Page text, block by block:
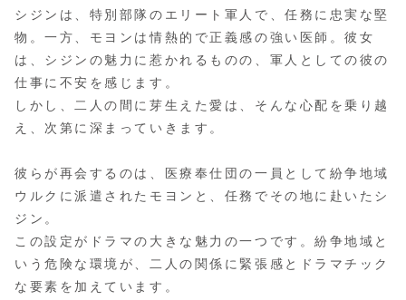
シジンは、特別部隊のエリート軍人で、任務に忠実な堅
物。一方、モヨンは情熱的で正義感の強い医師。彼女
は、シジンの魅力に惹かれるものの、軍人としての彼の
仕事に不安を感じます。
しかし、二人の間に芽生えた愛は、そんな心配を乗り越
え、次第に深まっていきます。
彼らが再会するのは、医療奉仕団の一員として紛争地域
ウルクに派遣されたモヨンと、任務でその地に赴いたシ
ジン。
この設定がドラマの大きな魅力の一つです。紛争地域と
いう危険な環境が、二人の関係に緊張感とドラマチック
な要素を加えています。